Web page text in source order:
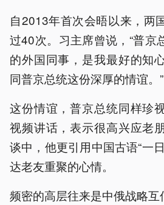
自2013年首次会晤以来，两
过40次。习主席曾说，“普京
的外国同事，是我最好的知
同普京总统这份深厚的情谊。”
这份情谊，普京总统同样珍
视频讲话，表示很高兴应老
谈中，他更引用中国古语“一
达老友重聚的心情。
频密的高层往来是中俄战略互